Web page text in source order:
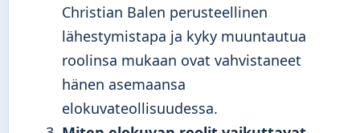
Christian Balen perusteellinen
lähestymistapa ja kyky muuntautua
roolinsa mukaan ovat vahvistaneet
hänen asemaansa
elokuvateollisuudessa.